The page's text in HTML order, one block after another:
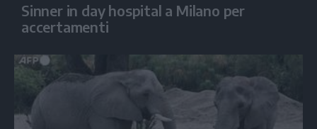
Sinner in day hospital a Milano per
accertamenti